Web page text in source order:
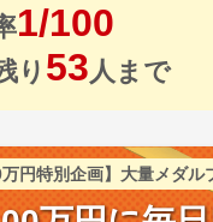
1/100
り 53人まで
万円特別企画】大量メダル